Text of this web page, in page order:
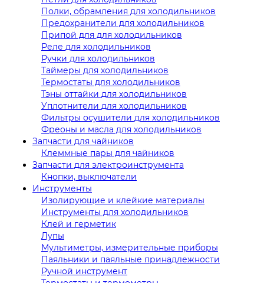
Полки, обрамления для холодильников
Предохранители для холодильников
Припой для для холодильников
Реле для холодильников
Ручки для холодильников
Таймеры для холодильников
Термостаты для холодильников
Тэны оттайки для холодильников
Уплотнители для холодильников
Фильтры осушители для холодильников
Фреоны и масла для холодильников
Запчасти для чайников
Клеммные пары для чайников
Запчасти для электроинструмента
Кнопки, выключатели
Инструменты
Изолирующие и клейкие материалы
Инструменты для холодильников
Клей и герметик
Лупы
Мультиметры, измерительные приборы
Паяльники и паяльные принадлежности
Ручной инструмент